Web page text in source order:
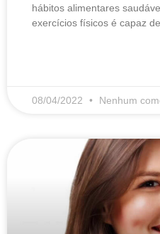
hábitos alimentares
exercícios físicos é capaz
08/04/2022 Nenhum